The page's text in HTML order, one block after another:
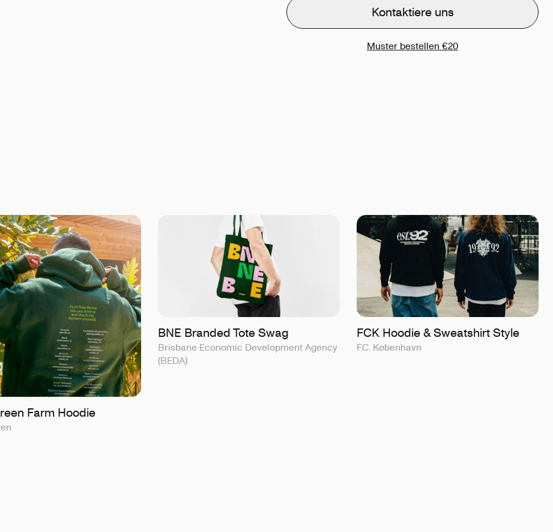
Kontaktiere uns
Muster bestellen €20
Farm Hoodie
BNE Branded Tote Swag
Brisbane Economic Development Agency
(BEDA)
FCK Hoodie & Sweatshirt Style
F.C. København